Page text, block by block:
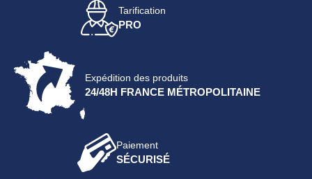
Tarification
PRO
Expédition des produits
24/48H FRANCE MÉTROPOLITAINE
Paiement
SÉCURISÉ